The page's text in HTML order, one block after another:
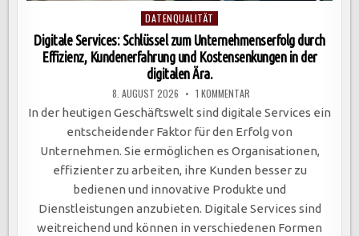
Posted
in
DATENQUALITÄT
Digitale Services: Schlüssel zum Unternehmenserfolg durch
Effizienz, Kundenerfahrung und Kostensenkungen in der
digitalen Ära.
8. AUGUST 2026 1 KOMMENTARZU
DIGITALE
SERVICES:
SCHLÜSSEL
ZUM
UNTERNEHMENSERFOLG
DURCH
EFFIZIENZ,
KUNDENERFAHRUNG
UND
KOSTENSENKUNGEN
IN
DER
DIGITALEN
ÄRA.
In der heutigen Geschäftswelt sind digitale Services ein
entscheidender Faktor für den Erfolg von
Unternehmen. Sie ermöglichen es Organisationen,
effizienter zu arbeiten, ihre Kunden besser zu
bedienen und innovative Produkte und
Dienstleistungen anzubieten. Digitale Services sind
weitreichend und können in verschiedenen Formen